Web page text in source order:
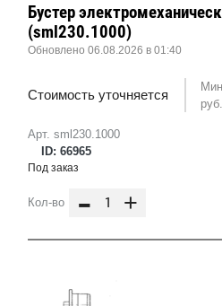
Арт. sml230.1000
ID: 66965
Бустер
(sml230.1000)
Обновлено 06.08.2026 в 01:40
Стоимость уточняется
руб.
Под заказ
Кол-во - +